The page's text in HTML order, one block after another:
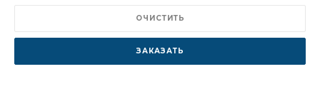
ОЧИСТИТЬ
ЗАКАЗАТЬ